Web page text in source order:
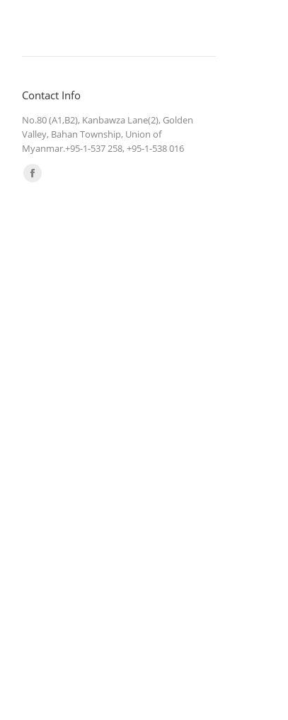
Contact Info
No.80 (A1,B2), Kanbawza Lane(2), Golden
Valley, Bahan Township, Union of
Myanmar.+95-1-537 258, +95-1-538 016
Find us on:
Facebook